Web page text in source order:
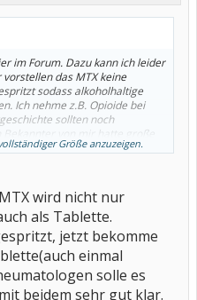
im Forum. Dazu kann ich leider
das MTX keine
sodass alkoholhaltige
Ich nehme z.B. Opioide bei
sollten noch
von mir hatte große
nachdem er seinem Doc von
werden da es viele
hab’s am Anfang meiner
hab’s aber nicht vertragen.
Größe anzuzeigen.
wird nicht nur
als Tablette.
jetzt bekomme
einmal
solle es
beidem sehr gut klar.